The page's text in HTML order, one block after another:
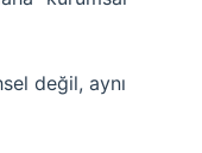
değil, aynı